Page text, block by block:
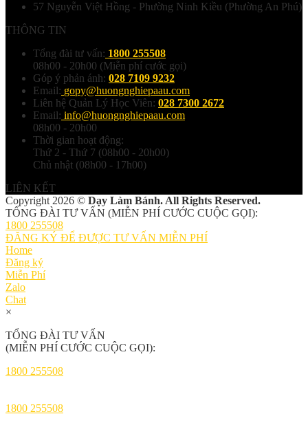
57 Nguyễn Việt Hồng - Phường Ninh Kiều (Phường An Phú)
THÔNG TIN
Tổng đài tư vấn: 1800 255508
08h00 - 20h00 (Miễn phí cước gọi)
Góp ý phản ánh: 028 7109 9232
Email: gopy@huongnghiepaau.com
Liên hệ Quản Lý Học Viên: 028 7300 2672
Email: info@huongnghiepaau.com
08h00 - 20h00
Thời gian hoạt động:
Thứ 2 - Thứ 7 (08h00 - 20h00)
Chủ nhật (08h00 - 17h00)
LIÊN KẾT
Copyright 2026 © Dạy Làm Bánh. All Rights Reserved.
TỔNG ĐÀI TƯ VẤN (MIỄN PHÍ CƯỚC CUỘC GỌI):
1800 255508
ĐĂNG KÝ ĐỂ ĐƯỢC TƯ VẤN MIỄN PHÍ
Home
Đăng ký
Miễn Phí
Zalo
Chat
×
TỔNG ĐÀI TƯ VẤN
(MIỄN PHÍ CƯỚC CUỘC GỌI):
1800 255508
1800 255508